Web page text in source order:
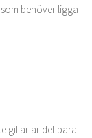
behöver ligga
gillar är det bara